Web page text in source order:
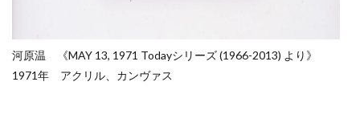
河原温 《MAY 13, 1971 Todayシリーズ (1966-2013) より》
1971年 アクリル、カンヴァス